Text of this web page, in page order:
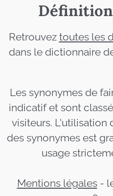
Retrouvez toutes les
dans le dictionnaire
Les synonymes de
indicatif et sont
visiteurs. L'utilisation
des synonymes est
usage
Mentions légales-